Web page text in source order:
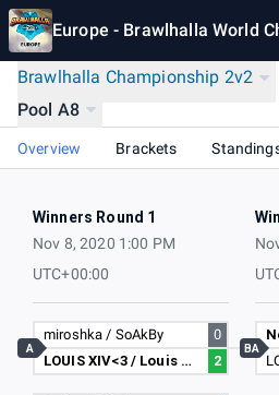
Europe - Brawlhalla World Championship 2
Brawlhalla Championship 2v2
Pool A8
Overview Brackets
Winners Round 1
Nov 8, 2020 1:00 PM
UTC+00:00
miroshka / SoAkBy
0
LOUIS XIV<3 / Louis XV <3
2
A BA